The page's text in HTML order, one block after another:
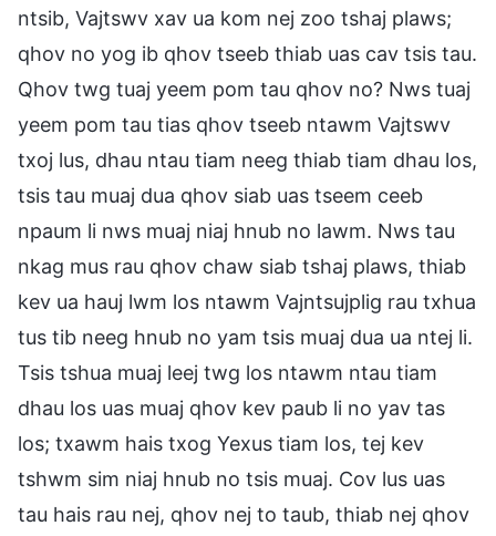
ntsib, Vajtswv xav ua kom nej zoo tshaj plaws;
qhov no yog ib qhov tseeb thiab uas cav tsis tau.
Qhov twg tuaj yeem pom tau qhov no? Nws tuaj
yeem pom tau tias qhov tseeb ntawm Vajtswv
txoj lus, dhau ntau tiam neeg thiab tiam dhau los,
tsis tau muaj dua qhov siab uas tseem ceeb
npaum li nws muaj niaj hnub no lawm. Nws tau
nkag mus rau qhov chaw siab tshaj plaws, thiab
kev ua hauj lwm los ntawm Vajntsujplig rau txhua
tus tib neeg hnub no yam tsis muaj dua ua ntej li.
Tsis tshua muaj leej twg los ntawm ntau tiam
dhau los uas muaj qhov kev paub li no yav tas
los; txawm hais txog Yexus tiam los, tej kev
tshwm sim niaj hnub no tsis muaj. Cov lus uas
tau hais rau nej, qhov nej to taub, thiab nej qhov